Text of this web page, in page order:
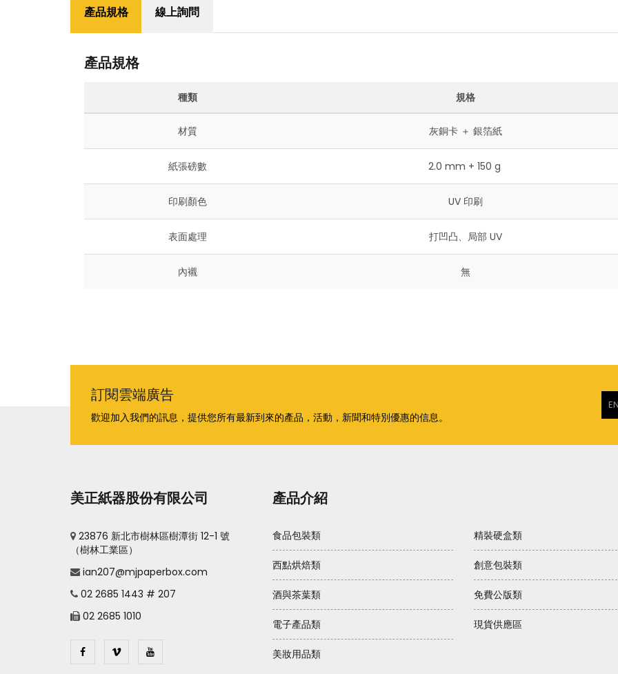
產品規格 線上詢問
產品規格
種類 規格
材質 灰銅卡 ＋ 銀箔紙
紙張磅數 2.0 mm + 150 g
印刷顏色 UV 印刷
表面處理 打凹凸、局部 UV
內襯 無
訂閱雲端廣告
歡迎加入我們的訊息，提供您所有最新到來的產品，活動，新聞和特別優惠的信息。
美正紙器股份有限公司
23876 新北市樹林區樹潭街 12-1 號
（樹林工業區）
ian207@mjpaperbox.com
02 2685 1443 # 207
02 2685 1010
產品介紹
食品包裝類
西點烘焙類
酒與茶葉類
電子產品類
美妝用品類
精裝硬盒類
創意包裝類
免費公版類
現貨供應區